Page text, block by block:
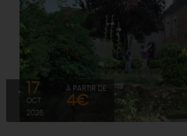
17
OCT
2026
À PARTIR DE
4€